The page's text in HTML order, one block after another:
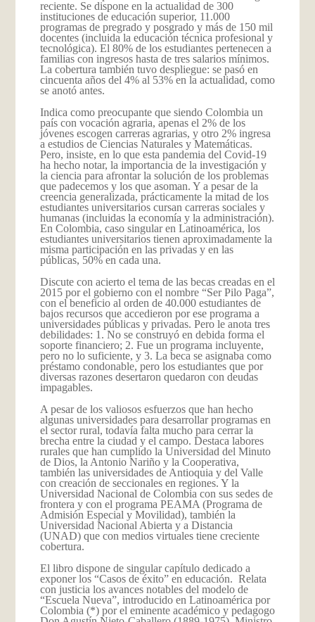
reciente. Se dispone en la actualidad de 300
instituciones de educación superior, 11.000
programas de pregrado y posgrado y más de 150 mil
docentes (incluida la educación técnica profesional y
tecnológica). El 80% de los estudiantes pertenecen a
familias con ingresos hasta de tres salarios mínimos.
La cobertura también tuvo despliegue: se pasó en
cincuenta años del 4% al 53% en la actualidad, como
se anotó antes.
Indica como preocupante que siendo Colombia un
país con vocación agraria, apenas el 2% de los
jóvenes escogen carreras agrarias, y otro 2% ingresa
a estudios de Ciencias Naturales y Matemáticas.
Pero, insiste, en lo que esta pandemia del Covid-19
ha hecho notar, la importancia de la investigación y
la ciencia para afrontar la solución de los problemas
que padecemos y los que asoman. Y a pesar de la
creencia generalizada, prácticamente la mitad de los
estudiantes universitarios cursan carreras sociales y
humanas (incluidas la economía y la administración).
En Colombia, caso singular en Latinoamérica, los
estudiantes universitarios tienen aproximadamente la
misma participación en las privadas y en las
públicas, 50% en cada una.
Discute con acierto el tema de las becas creadas en el
2015 por el gobierno con el nombre “Ser Pilo Paga”,
con el beneficio al orden de 40.000 estudiantes de
bajos recursos que accedieron por ese programa a
universidades públicas y privadas. Pero le anota tres
debilidades: 1. No se construyó en debida forma el
soporte financiero; 2. Fue un programa incluyente,
pero no lo suficiente, y 3. La beca se asignaba como
préstamo condonable, pero los estudiantes que por
diversas razones desertaron quedaron con deudas
impagables.
A pesar de los valiosos esfuerzos que han hecho
algunas universidades para desarrollar programas en
el sector rural, todavía falta mucho para cerrar la
brecha entre la ciudad y el campo. Destaca labores
rurales que han cumplido la Universidad del Minuto
de Dios, la Antonio Nariño y la Cooperativa,
también las universidades de Antioquia y del Valle
con creación de seccionales en regiones. Y la
Universidad Nacional de Colombia con sus sedes de
frontera y con el programa PEAMA (Programa de
Admisión Especial y Movilidad), también la
Universidad Nacional Abierta y a Distancia
(UNAD) que con medios virtuales tiene creciente
cobertura.
El libro dispone de singular capítulo dedicado a
exponer los “Casos de éxito” en educación. Relata
con justicia los avances notables del modelo de
“Escuela Nueva”, introducido en Latinoamérica por
Colombia (*) por el eminente académico y pedagogo